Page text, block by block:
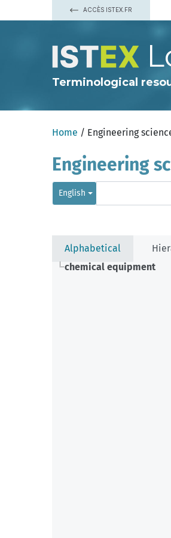
ACCÈS ISTEX.FR
Terminological
Home / Engineering
Engineering
English
Alphabetical
chemical equipment